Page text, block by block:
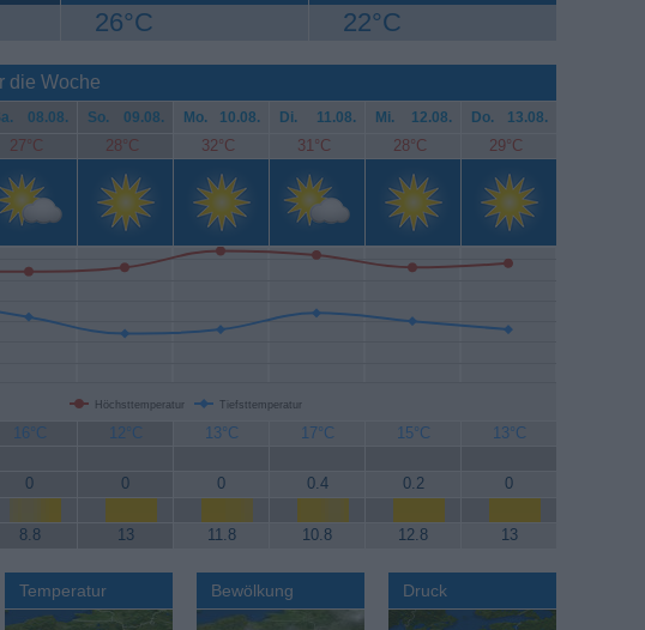
26°C 22°C
die Woche
08.08. So. 09.08. Mo. 10.08. Di. 11.08. Mi. 12.08. Do. 13.08.
27°C 28°C 32°C 31°C 28°C 29°C
Höchsttemperatur Tiefsttemperatur
16°C 12°C 13°C 17°C 15°C 13°C
0 0 0 0.4 0.2 0
8.8 13 11.8 10.8 12.8 13
Temperatur Bewölkung Druck